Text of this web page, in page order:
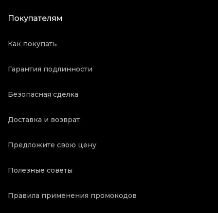
Покупателям
Как покупать
Гарантия подлинности
Безопасная сделка
Доставка и возврат
Предложите свою цену
Полезные советы
Правила применения промокодов